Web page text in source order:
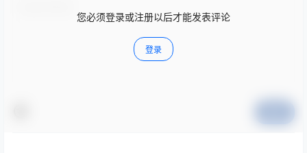
您必须登录或注册以后才能发表评论
登录